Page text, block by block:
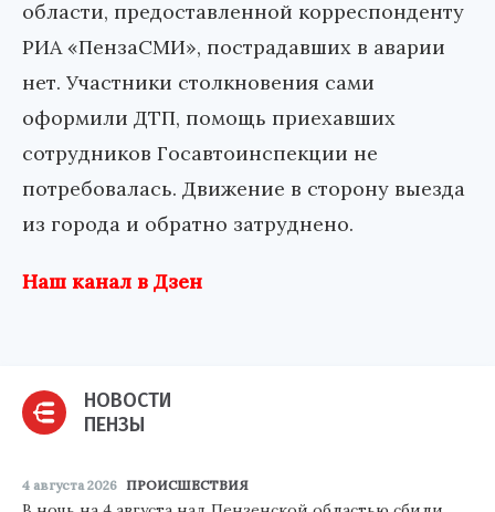
области, предоставленной корреспонденту
РИА «ПензаСМИ», пострадавших в аварии
нет. Участники столкновения сами
оформили ДТП, помощь приехавших
сотрудников Госавтоинспекции не
потребовалась. Движение в сторону выезда
из города и обратно затруднено.
Наш канал в Дзен
НОВОСТИ
ПЕНЗЫ
4 августа 2026 ПРОИСШЕСТВИЯ